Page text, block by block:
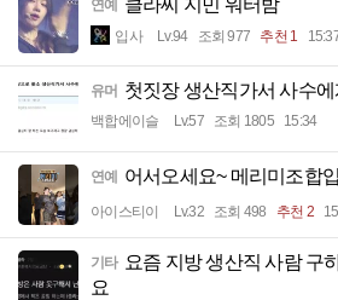
연예 클라씨 지민 워터밤
입사 Lv.94 조회 977 추천 1
유머 첫짓장 생산직가서 사수
백합에이슬 Lv.57 조회 1805 15:34
연예 어서오세요~ 메리미조합
아이스티이 Lv.32 조회 498 추천 2
기타 요즘 지방 생산직 사람 구
요